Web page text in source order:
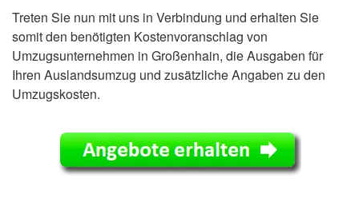
Treten Sie nun mit uns in Verbindung und erhalten Sie
somit den benötigten Kostenvoranschlag von
Umzugsunternehmen in Großenhain, die Ausgaben für
Ihren Auslandsumzug und zusätzliche Angaben zu den
Umzugskosten.